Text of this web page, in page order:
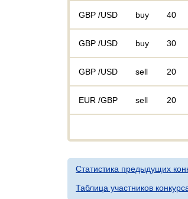
GBP /USD buy 40
GBP /USD buy 30
GBP /USD sell 20
EUR /GBP sell 20
Статистика предыдущих
Таблица участников